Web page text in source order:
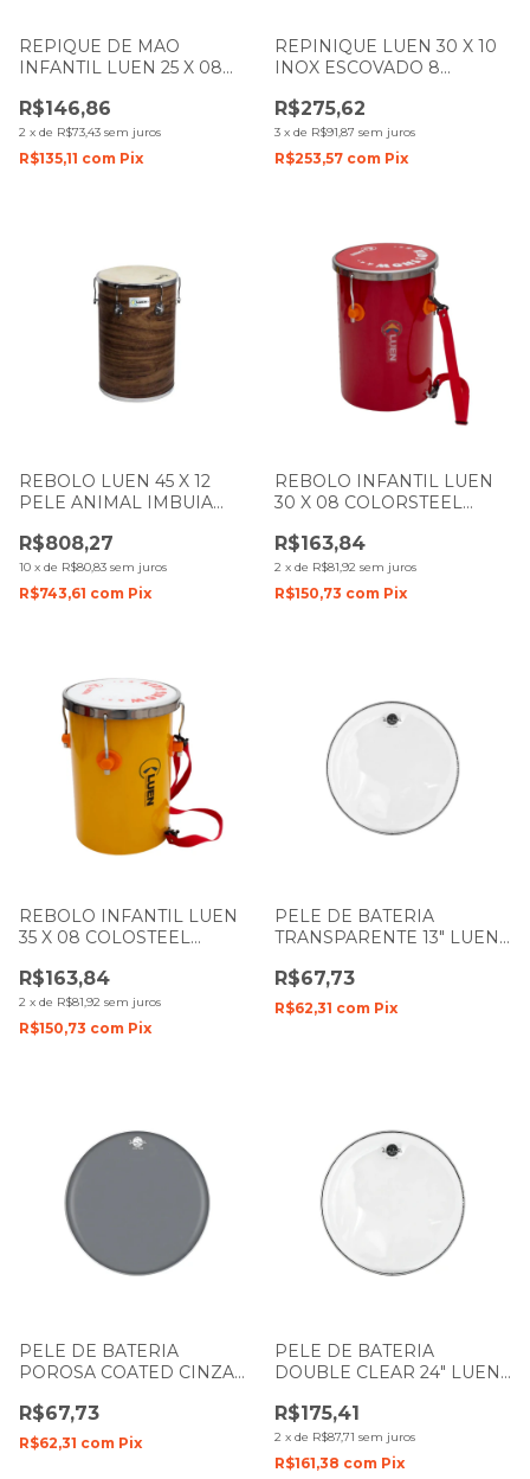
REPIQUE DE MAO
INFANTIL LUEN 25 X 08
PELE TRANSPARENTE
R$146,86
2 x de R$73,43 sem juros
R$135,11 com Pix
REPINIQUE LUEN 30 X 10
INOX ESCOVADO 8
R$275,62
3 x de R$91,87 sem juros
R$253,57 com Pix
REBOLO LUEN 45 X 12
PELE ANIMAL IMBUIA
R$808,27
10 x de R$80,83 sem juros
R$743,61 com Pix
REBOLO INFANTIL LUEN
30 X 08 COLORSTEEL
VERMELHA
R$163,84
2 x de R$81,92 sem juros
R$150,73 com Pix
REBOLO INFANTIL LUEN
35 X 08 COLOSTEEL
91016AM
R$163,84
2 x de R$81,92 sem juros
R$150,73 com Pix
PELE DE BATERIA
TRANSPARENTE 13" LUEN
DUPLO
R$67,73
R$62,31 com Pix
PELE DE BATERIA
POROSA COATED CINZA
PREMIUM
R$67,73
R$62,31 com Pix
PELE DE BATERIA
DOUBLE CLEAR 24" LUEN
DUPLO
R$175,41
2 x de R$87,71 sem juros
R$161,38 com Pix